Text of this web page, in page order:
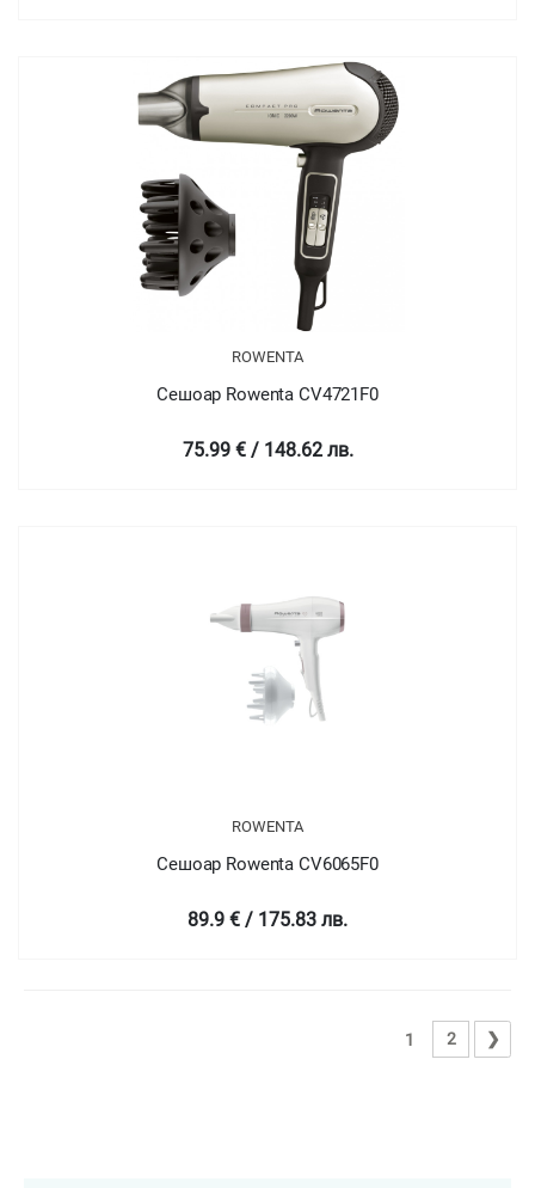
ROWENTA
Сешоар Rowenta CV4721F0
75.99 € / 148.62 лв.
ROWENTA
Сешоар Rowenta CV6065F0
89.9 € / 175.83 лв.
1 2 ❯